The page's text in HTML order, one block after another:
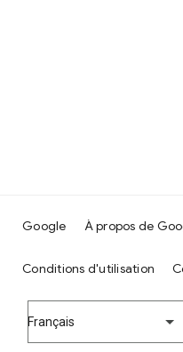
Google À propos de
Conditions d'utilisation
Français